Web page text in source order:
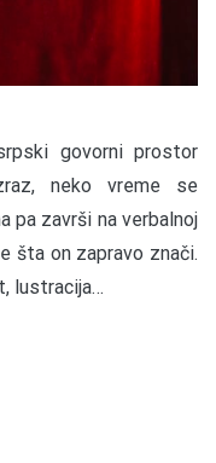
govorni prostor
neko vreme se
pa završi na verbalnoj
šta on zapravo znači.
lustracija…